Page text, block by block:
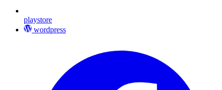
playstore
wordpress